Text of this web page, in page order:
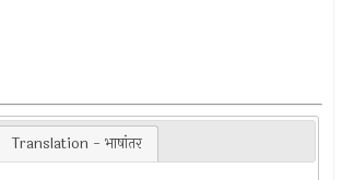
Translation - भाषांतर